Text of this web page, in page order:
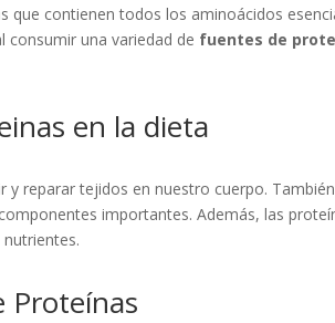
que contienen todos los aminoácidos
consumir una variedad de fuentes de
en la dieta
reparar tejidos en nuestro cuerpo.
importantes. Además, las
Proteínas